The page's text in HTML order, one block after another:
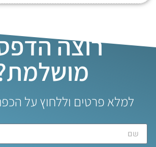
רוצה
למלא פרטים וללחוץ על